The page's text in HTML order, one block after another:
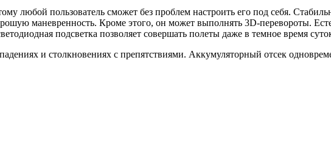
любой пользователь сможет без проблем настроить его под себя.
маневренность. Кроме этого, он может выполнять 3D-перевороты.
подсветка позволяет совершать полеты даже в темное время
и столкновениях с препятствиями. Аккумуляторный отсек